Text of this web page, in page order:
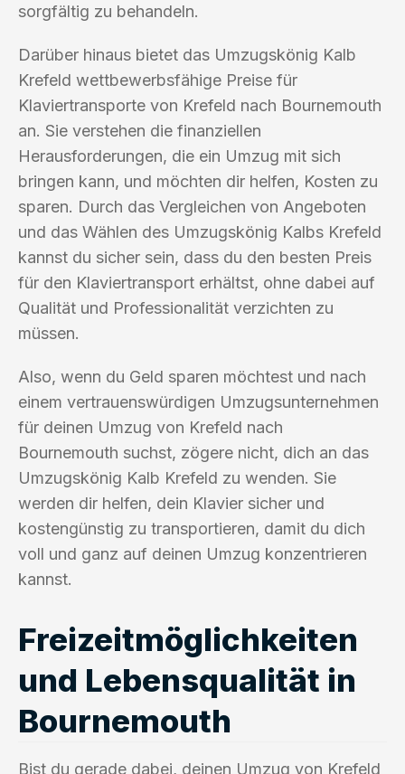
sorgfältig zu behandeln.
Darüber hinaus bietet das Umzugskönig Kalb
Krefeld wettbewerbsfähige Preise für
Klaviertransporte von Krefeld nach Bournemouth
an. Sie verstehen die finanziellen
Herausforderungen, die ein Umzug mit sich
bringen kann, und möchten dir helfen, Kosten zu
sparen. Durch das Vergleichen von Angeboten
und das Wählen des Umzugskönig Kalbs Krefeld
kannst du sicher sein, dass du den besten Preis
für den Klaviertransport erhältst, ohne dabei auf
Qualität und Professionalität verzichten zu
müssen.
Also, wenn du Geld sparen möchtest und nach
einem vertrauenswürdigen Umzugsunternehmen
für deinen Umzug von Krefeld nach
Bournemouth suchst, zögere nicht, dich an das
Umzugskönig Kalb Krefeld zu wenden. Sie
werden dir helfen, dein Klavier sicher und
kostengünstig zu transportieren, damit du dich
voll und ganz auf deinen Umzug konzentrieren
kannst.
Freizeitmöglichkeiten
und Lebensqualität in
Bournemouth
Bist du gerade dabei, deinen Umzug von Krefeld